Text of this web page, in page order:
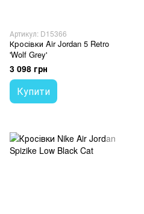
Артикул: D15366
Кросівки Air Jordan 5 Retro
'Wolf Grey'
3 098 грн
Купити